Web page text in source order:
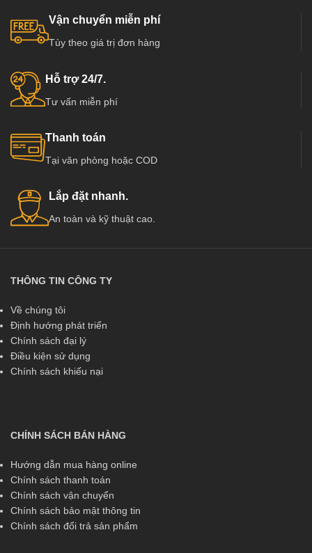
Vận chuyển miễn phí
Tùy theo giá trị đơn hàng
Hỗ trợ 24/7.
Tư vấn miễn phí
Thanh toán
Tại văn phòng hoặc COD
Lắp đặt nhanh.
An toàn và kỹ thuật cao.
THÔNG TIN CÔNG TY
Về chúng tôi
Định hướng phát triển
Chính sách đại lý
Điều kiện sử dụng
Chính sách khiếu nại
CHÍNH SÁCH BÁN HÀNG
Hướng dẫn mua hàng online
Chính sách thanh toán
Chính sách vận chuyển
Chính sách bảo mật thông tin
Chính sách đổi trả sản phẩm